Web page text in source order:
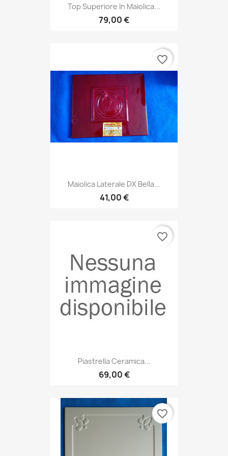
Top Superiore In Maiolica...
79,00 €
Maiolica Laterale DX Bella...
41,00 €
favorite_border
Piastrella Ceramica...
69,00 €
favorite_border
favorite_border